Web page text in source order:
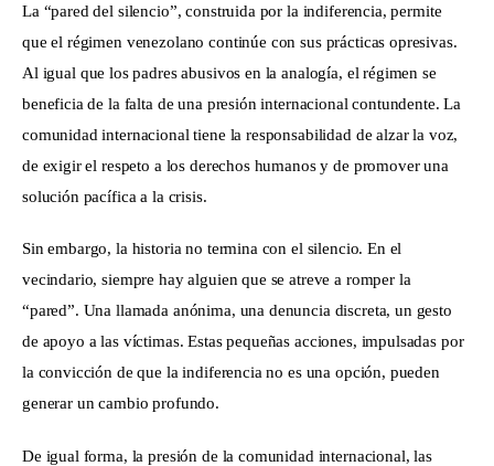
La “pared del silencio”, construida por la indiferencia, permite
que el régimen venezolano continúe con sus prácticas opresivas.
Al igual que los padres abusivos en la analogía, el régimen se
beneficia de la falta de una presión internacional contundente. La
comunidad internacional tiene la responsabilidad de alzar la voz,
de exigir el respeto a los derechos humanos y de promover una
solución pacífica a la crisis.
Sin embargo, la historia no termina con el silencio. En el
vecindario, siempre hay alguien que se atreve a romper la
“pared”. Una llamada anónima, una denuncia discreta, un gesto
de apoyo a las víctimas. Estas pequeñas acciones, impulsadas por
la convicción de que la indiferencia no es una opción, pueden
generar un cambio profundo.
De igual forma, la presión de la comunidad internacional, las